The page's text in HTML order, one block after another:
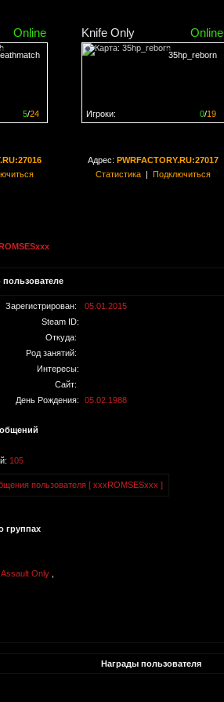
Online
5/24
Knife Only Online
35hp_reborn
0/19
Игроки:
Адрес: PWRFACTORY.RU:27017
Статистика| Подключиться
Зарегистрирован:
05.01.2015
Steam ID:
Откуда:
Род занятий:
Интересы:
Сайт:
День Рождения:
05.02.1988
105
пользователя [ xxxROMSESxxx ]
группах
Only
Награды пользователя